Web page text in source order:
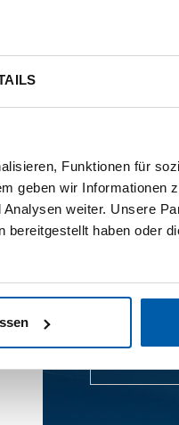
Funktionen für
geben wir Informationen
weiter. Unsere
haben oder